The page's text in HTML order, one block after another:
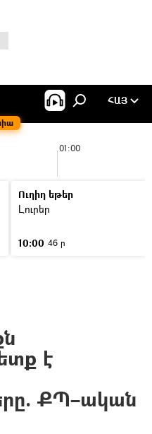
ՀԱՅ
01:00
Ուղիղ եթեր
Լուրեր
10:00 46 ր
է
ՔՊ–ական